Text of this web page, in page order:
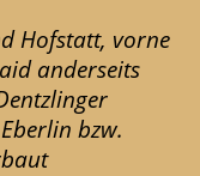
Hofstatt, vorne
anderseits
bzw.